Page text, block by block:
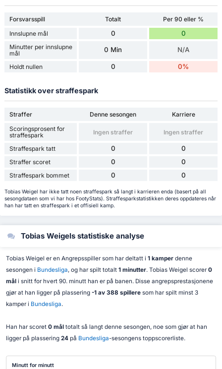
Forsvarsspill Totalt
Per 90 eller %
Innslupne mål
0 0
Minutter per innslupne
mål
0 Min N/A
Holdt nullen 0 0%
Statistikk over straffespark
Straffer Denne sesongen
Karriere
Scoringsprosent for
straffespark
Ingen straffer Ingen straffer
Straffespark tatt 0 0
Straffer scoret 0 0
Straffespark bommet 0 0
Tobias Weigel har ikke tatt noen straffespark så langt i karrieren enda (basert på all
sesongdataen som vi har hos FootyStats). Straffesparkstatistikken deres oppdateres når
han har tatt en straffespark i et offisiell kamp.
Tobias Weigels statistiske analyse
Tobias Weigel er en Angrepsspiller som har deltatt i 1 kamperdenne
sesongen i Bundesliga, og har spilt totalt 1 minutter. Tobias Weigel scorer 0
måli snitt for hvert 90. minutt han er på banen. Disse angrepsprestasjonene
gjør at han ligger på plassering -1 av 388 spilleresom har spilt minst 3
kamper i Bundesliga.
Han har scoret 0 måltotalt så langt denne sesongen, noe som gjør at han
ligger på plassering 24på Bundesliga-sesongens toppscorerliste.
Minutt for minutt